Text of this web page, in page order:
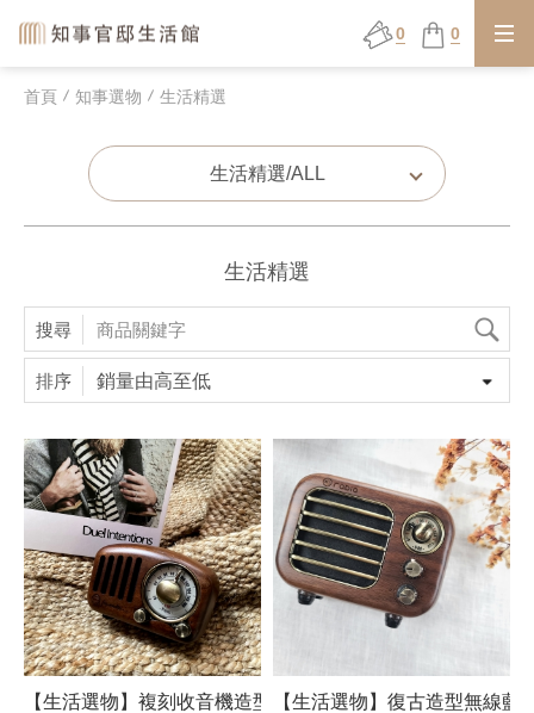
0 0
首頁 知事選物 生活精選
生活精選/ALL
生活精選
搜尋
排序
【生活選物】複刻收音機造型無線藍牙音箱-胡桃木/櫻桃木
【生活選物】復古造型無線藍